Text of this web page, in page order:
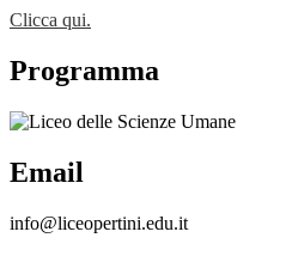
Clicca qui.
Programma
Email
info@liceopertini.edu.it